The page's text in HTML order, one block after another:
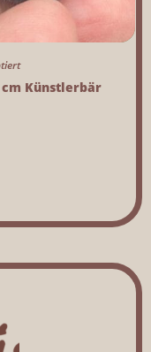
cm Künstlerbär